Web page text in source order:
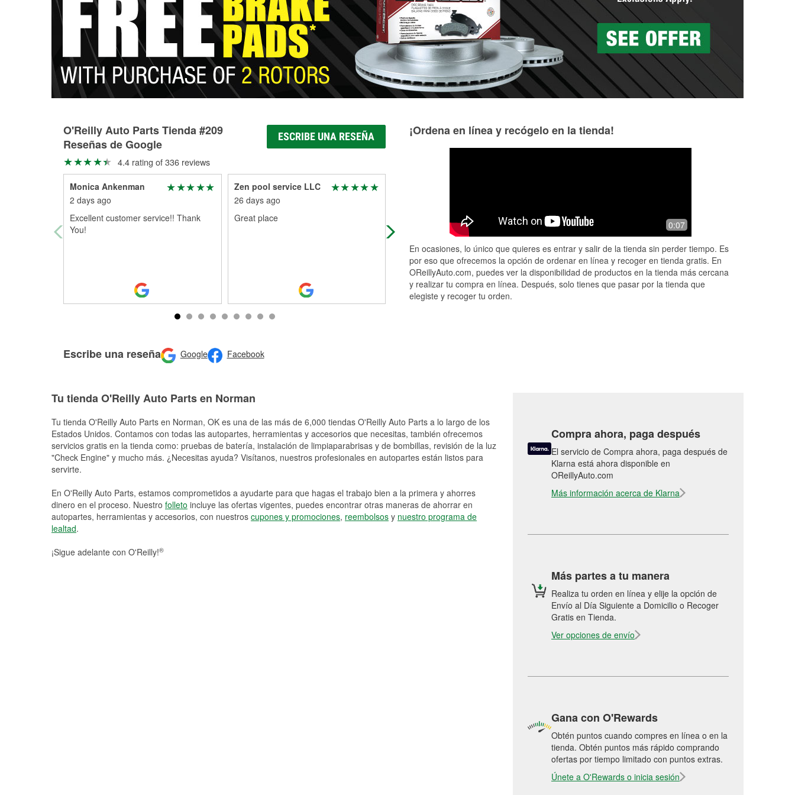
O'Reilly Auto Parts Tienda #209
Reseñas de Google
ESCRIBE UNA RESEÑA
4.4 rating of 336 reviews
Monica Ankenman
2 days ago
Excellent customer service!! Thank
You!
Zen pool service LLC
26 days ago
Great place
Thank you Wolfgang for helping me
out! He was very polite and
guys… who ignored the phone and
the four other cu...Read More
Came in with a check engine light and
was provided some incredible guest
nick. Very knowledgeable and helped
h...Read More
Escribe una reseña Google Facebook
¡Ordena en línea y recógelo en la tienda!
0:07
En ocasiones, lo único que quieres es entrar y salir de la tienda sin perder tiempo. Es
por eso que ofrecemos la opción de ordenar en línea y recoger en tienda gratis. En
OReillyAuto.com, puedes ver la disponibilidad de productos en la tienda más cercana
y realizar tu compra en línea. Después, solo tienes que pasar por la tienda que
elegiste y recoger tu orden.
Tu tienda O'Reilly Auto Parts en Norman
Tu tienda O'Reilly Auto Parts en Norman, OK es una de las más de 6,000 tiendas O'Reilly Auto Parts a lo largo de los
Estados Unidos. Contamos con todas las autopartes, herramientas y accesorios que necesitas, también ofrecemos
servicios gratis en la tienda como: pruebas de batería, instalación de limpiaparabrisas y de bombillas, revisión de la luz
"Check Engine" y mucho más. ¿Necesitas ayuda? Visítanos, nuestros profesionales en autopartes están listos para
servirte.
En O'Reilly Auto Parts, estamos comprometidos a ayudarte para que hagas el trabajo bien a la primera y ahorres
dinero en el proceso. Nuestro folleto incluye las ofertas vigentes, puedes encontrar otras maneras de ahorrar en
autopartes, herramientas y accesorios, con nuestros cupones y promociones, reembolsos y nuestro programa de
lealtad.
¡Sigue adelante con O'Reilly!®
Compra ahora, paga después
El servicio de Compra ahora, paga después de
Klarna está ahora disponible en
OReillyAuto.com
Más información acerca de Klarna
Más partes a tu manera
Realiza tu orden en línea y elije la opción de
Envío al Día Siguiente a Domicilio o Recoger
Gratis en Tienda.
Ver opciones de envío
Gana con O'Rewards
Obtén puntos cuando compres en línea o en la
tienda. Obtén puntos más rápido comprando
ofertas por tiempo limitado con puntos extras.
Únete a O'Rewards o inicia sesión